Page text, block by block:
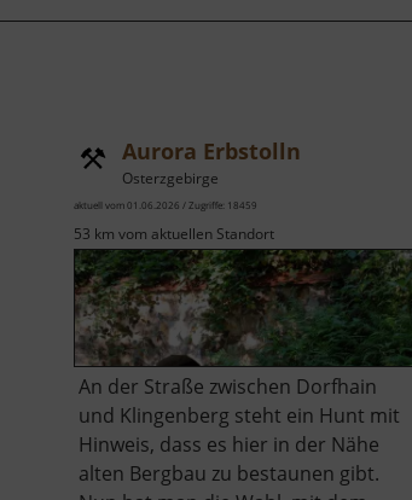
Aurora Erbstolln
Osterzgebirge
aktuell vom 01.06.2026 / Zugriffe: 18459
53 km vom aktuellen Standort
An der Straße zwischen Dorfhain
und Klingenberg steht ein Hunt mit
Hinweis, dass es hier in der Nähe
alten Bergbau zu bestaunen gibt.